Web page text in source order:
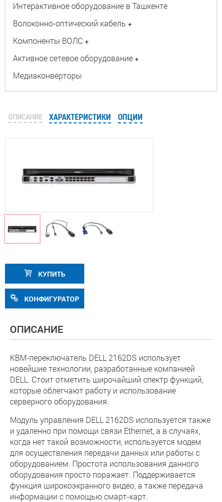
Интерактивное оборудование в Ташкенте
Волоконно-оптический кабель +
Компоненты ВОЛС +
Активное сетевое оборудование +
Медиаконверторы
ОПИСАНИЕ ХАРАКТЕРИСТИКИ ОПЦИИ
КУПИТЬ
КОНФИГУРАТОР
ОПИСАНИЕ
КВМ-переключатель DELL 2162DS использует
новейшие технологии, разработанные компанией
DELL. Стоит отметить широчайший спектр функций,
которые облегчают работу и использование
серверного оборудования.
Модуль управления DELL 2162DS используется также
и удаленно при помощи связи Ethernet, а в случаях,
когда нет такой возможности, используется модем
для осуществления передачи данных или работы с
оборудованием. Простота использования данного
оборудования просто поражает. Поддерживается
функция широкоэкранного видео, а также передача
информации с помощью смарт-карт.